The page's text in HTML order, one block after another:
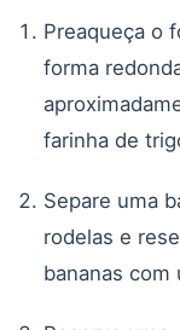
Preaqueça o
forma
farinha de
Separe uma
rodelas e
bananas